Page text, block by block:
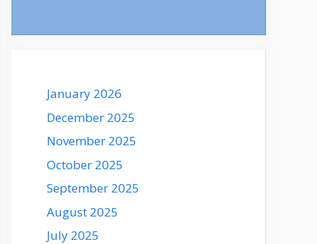
January 2026
December 2025
November 2025
October 2025
September 2025
August 2025
July 2025